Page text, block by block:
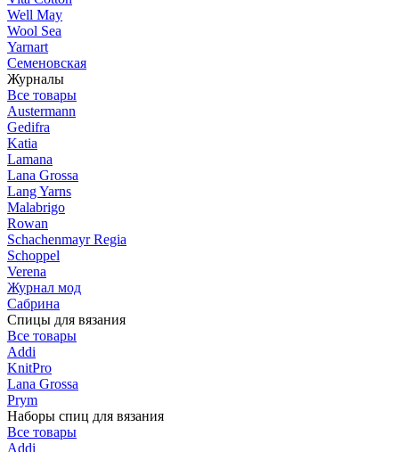
Well May
Wool Sea
Yarnart
Семеновская
Журналы
Все товары
Austermann
Gedifra
Katia
Lamana
Lana Grossa
Lang Yarns
Malabrigo
Rowan
Schachenmayr Regia
Schoppel
Verena
Журнал мод
Сабрина
Спицы для вязания
Все товары
Addi
KnitPro
Lana Grossa
Prym
Наборы спиц для вязания
Все товары
Addi